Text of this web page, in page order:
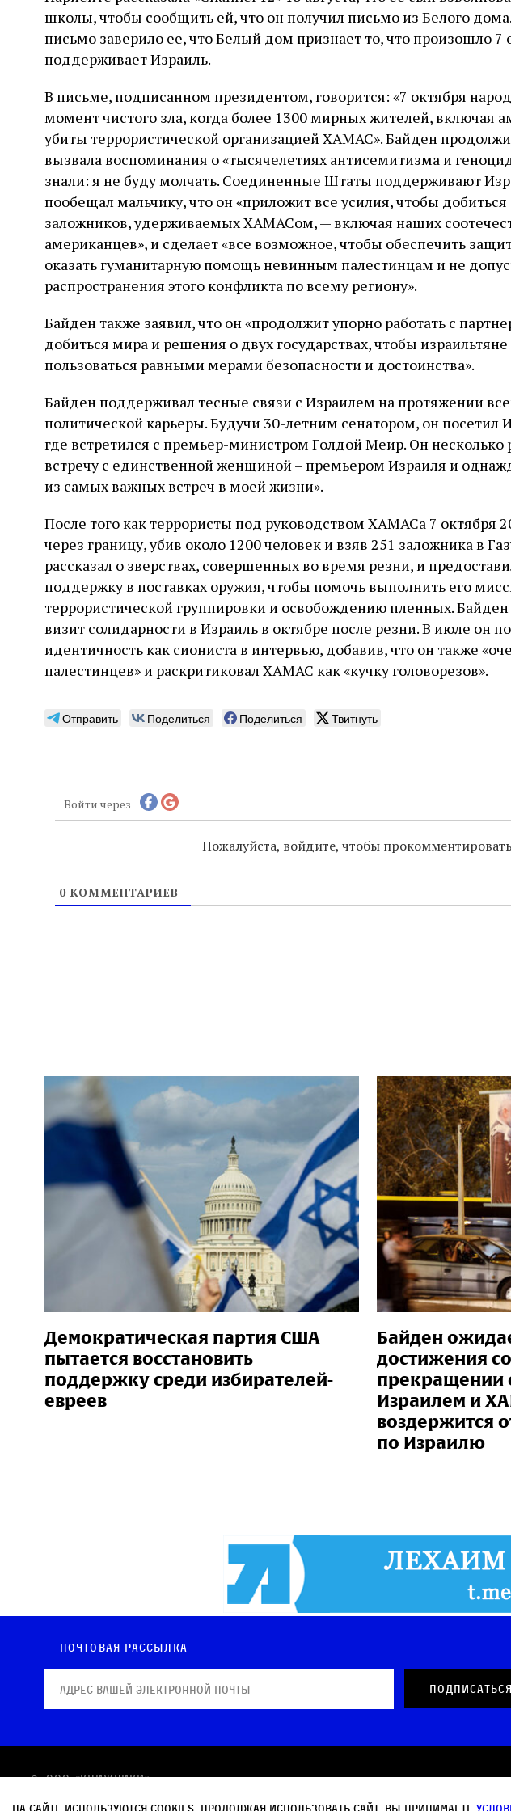
школы, чтобы сообщить ей, что он получил письмо из Белого
письмо заверило ее, что Белый дом признает то, что произошло 7
поддерживает Израиль.
В письме, подписанном президентом, говорится: «7 октября
момент чистого зла, когда более 1300 мирных жителей, включая
убиты террористической организацией ХАМАС». Байден
вызвала воспоминания о «тысячелетиях антисемитизма и
знали: я не буду молчать. Соединенные Штаты поддерживают
пообещал мальчику, что он «приложит все усилия, чтобы
заложников, удерживаемых ХАМАСом, — включая наших
американцев», и сделает «все возможное, чтобы обеспечить
оказать гуманитарную помощь невинным палестинцам и не
распространения этого конфликта по всему региону».
Байден также заявил, что он «продолжит упорно работать с
добиться мира и решения о двух государствах, чтобы
пользоваться равными мерами безопасности и достоинства».
Байден поддерживал тесные связи с Израилем на протяжении
политической карьеры. Будучи 30-летним сенатором, он посетил
где встретился с премьер-министром Голдой Меир. Он несколько
встречу с единственной женщиной – премьером Израиля и
из самых важных встреч в моей жизни».
После того как террористы под руководством ХАМАСа 7 октября
через границу, убив около 1200 человек и взяв 251 заложника в
рассказал о зверствах, совершенных во время резни, и
поддержку в поставках оружия, чтобы помочь выполнить его
террористической группировки и освобождению пленных.
визит солидарности в Израиль в октябре после резни. В июле он
идентичность как сиониста в интервью, добавив, что он также
палестинцев» и раскритиковал ХАМАС как «кучку головорезов».
Отправить Поделиться Поделиться Твитнуть
Войти через
Пожалуйста, войдите, чтобы прокомментировать
0КОММЕНТАРИЕВ
Демократическая партия США
пытается восстановить
поддержку среди избирателей-
евреев
Байден
достижения
прекращении
Израилем и
воздержится
по Израилю
Почтовая рассылка
© OOO «КНИЖНИКИ»
Политика в отношении обработки персональных данных
На сайте используются cookies. Продолжая использовать сайт, вы принимаете